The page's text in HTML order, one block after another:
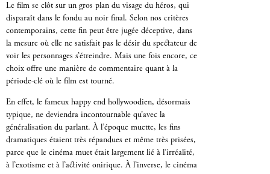
Le film se clôt sur un gros plan du visage du héros, qui
disparaît dans le fondu au noir final. Selon nos critères
contemporains, cette fin peut être jugée déceptive, dans
la mesure où elle ne satisfait pas le désir du spectateur de
voir les personnages s’étreindre. Mais une fois encore, ce
choix offre une manière de commentaire quant à la
période-clé où le film est tourné.
En effet, le fameux happy end hollywoodien, désormais
typique, ne deviendra incontournable qu’avec la
généralisation du parlant. À l’époque muette, les fins
dramatiques étaient très répandues et même très prisées,
parce que le cinéma muet était largement lié à l’irréalité,
à l’exotisme et à l’activité onirique. À l’inverse, le cinéma